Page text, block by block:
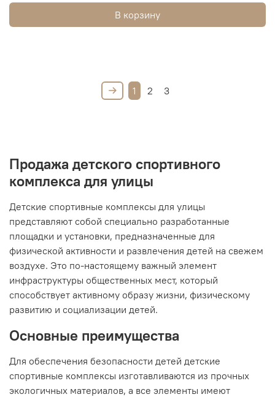
В корзину
1 2 3
Продажа детского спортивного
комплекса для улицы
Детские спортивные комплексы для улицы
представляют собой специально разработанные
площадки и установки, предназначенные для
физической активности и развлечения детей на свежем
воздухе. Это по-настоящему важный элемент
инфраструктуры общественных мест, который
способствует активному образу жизни, физическому
развитию и социализации детей.
Основные преимущества
Для обеспечения безопасности детей детские
спортивные комплексы изготавливаются из прочных
экологичных материалов, а все элементы имеют